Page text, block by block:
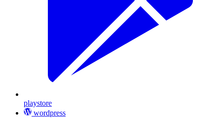
playstore
wordpress